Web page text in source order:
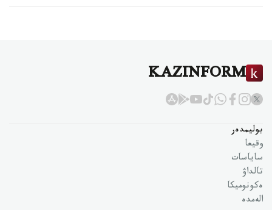
KAZINFORM
بوليمدەر
وقيعا
ساياسات
تالداۋ
ەكونوميكا
الەمدە